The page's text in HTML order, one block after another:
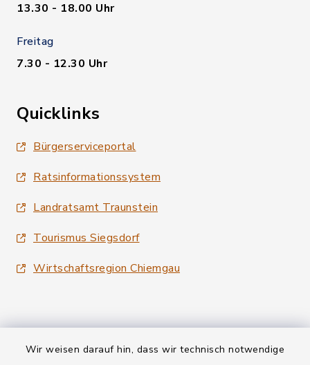
Wir weisen darauf hin, dass wir technisch notwendige
13.30 - 18.00 Uhr
Freitag
7.30 - 12.30 Uhr
Quicklinks
Bürgerserviceportal
Ratsinformationssystem
Landratsamt Traunstein
Tourismus Siegsdorf
Wirtschaftsregion Chiemgau